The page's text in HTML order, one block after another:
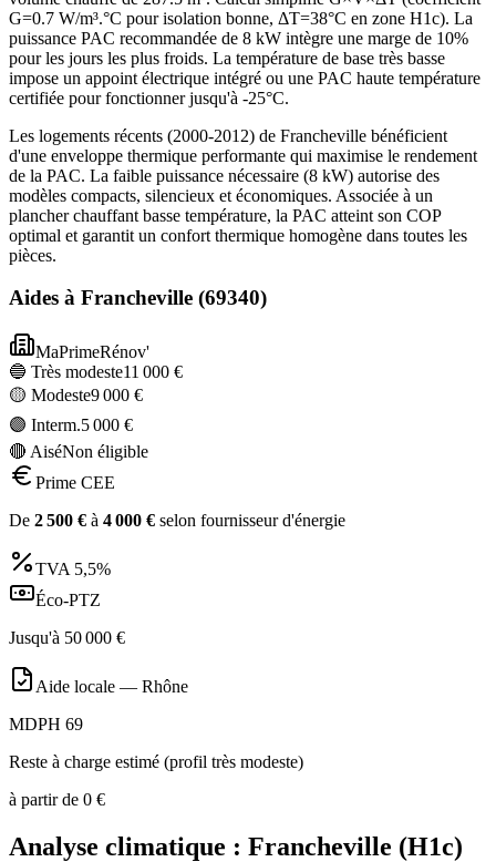
G=0.7 W/m³.°C pour isolation bonne, ΔT=38°C en zone H1c). La
puissance PAC recommandée de 8 kW intègre une marge de 10%
pour les jours les plus froids. La température de base très basse
impose un appoint électrique intégré ou une PAC haute température
certifiée pour fonctionner jusqu'à -25°C.
Les logements récents (2000-2012) de Francheville bénéficient
d'une enveloppe thermique performante qui maximise le rendement
de la PAC. La faible puissance nécessaire (8 kW) autorise des
modèles compacts, silencieux et économiques. Associée à un
plancher chauffant basse température, la PAC atteint son COP
optimal et garantit un confort thermique homogène dans toutes les
pièces.
Aides à Francheville (69340)
MaPrimeRénov'
🔵 Très modeste11 000 €
🟡 Modeste9 000 €
🟣 Interm.5 000 €
🔴 AiséNon éligible
Prime CEE
De 2 500 € à 4 000 € selon fournisseur d'énergie
TVA 5,5%
Éco-PTZ
Jusqu'à 50 000 €
Aide locale — Rhône
MDPH 69
Reste à charge estimé (profil très modeste)
à partir de 0 €
Analyse climatique : Francheville (H1c)